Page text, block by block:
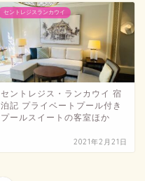
セントレジスランカウイ
セントレジス・ランカウイ 宿
泊記 プライベートプール付き
プールスイートの客室ほか
2021年2月21日